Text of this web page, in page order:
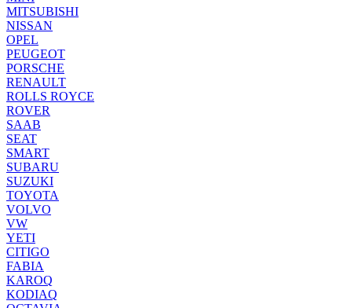
MITSUBISHI
NISSAN
OPEL
PEUGEOT
PORSCHE
RENAULT
ROLLS ROYCE
ROVER
SAAB
SEAT
SMART
SUBARU
SUZUKI
TOYOTA
VOLVO
VW
YETI
CITIGO
FABIA
KAROQ
KODIAQ